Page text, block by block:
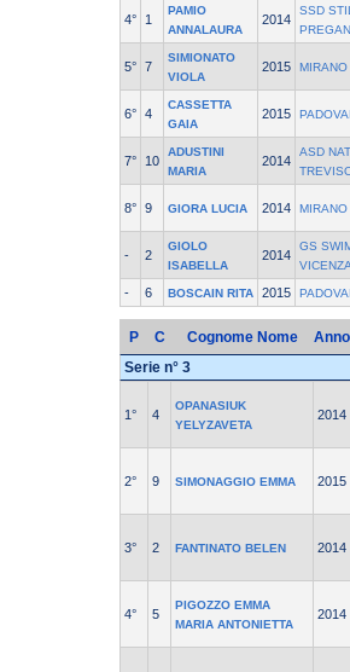
4° 1
PAMIO
ANNALAURA
2014
SSD
5° 7
SIMIONATO
VIOLA
2015
6° 4
CASSETTA
GAIA
2015
7° 10
ADUSTINI
MARIA
2014
ASD
8° 9 GIORA LUCIA 2014
- 2
GIOLO
ISABELLA
2014
GS
- 6 BOSCAIN RITA 2015
P C Cognome Nome
Anno
Serie n° 3
1° 4
OPANASIUK
YELYZAVETA
2014
2° 9 SIMONAGGIO EMMA 2015
3° 2 FANTINATO BELEN 2014
4° 5
PIGOZZO EMMA
MARIA ANTONIETTA
2014